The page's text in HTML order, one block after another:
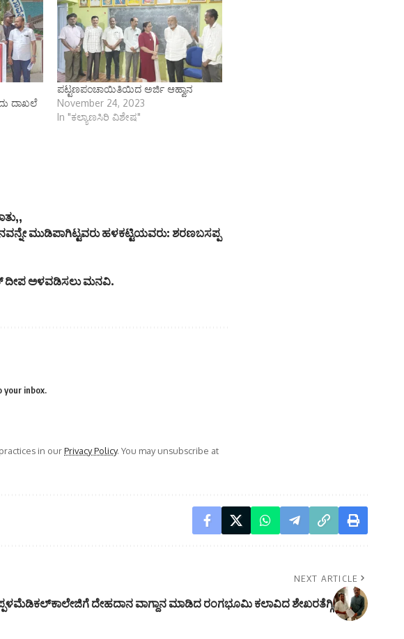
ದಾಖಲೆ
ಪಟ್ಟಣಪಂಚಾಯಿತಿಯಿದ ಅರ್ಜಿ ಆಹ್ವಾನ
November 24, 2023
In "ಕಲ್ಯಾಣಸಿರಿ ವಿಶೇಷ"
ಮುಡಿಪಾಗಿಟ್ಟವರು ಹಳಕಟ್ಟಿಯವರು: ಶರಣಬಸಪ್ಪ
ದೀಪ ಅಳವಡಿಸಲು ಮನವಿ.
your inbox.
in ourPrivacy Policy. You may unsubscribe at
NEXT ARTICLE
ದೇಹದಾನ ವಾಗ್ದಾನ ಮಾಡಿದ ರಂಗಭೂಮಿ ಕಲಾವಿದ ಶೇಖರತೆಗ್ಗಿ